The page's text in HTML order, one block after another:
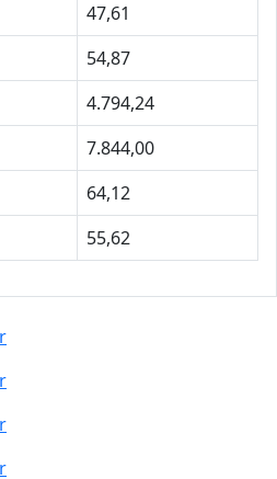
47,61
54,87
4.794,24
7.844,00
64,12
55,62